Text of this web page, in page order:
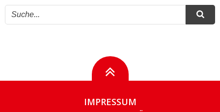
IMPRESSUM